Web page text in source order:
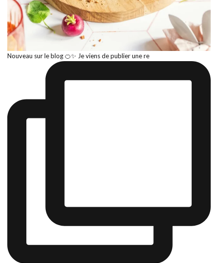
Nouveau sur le blog 🍊✨ Je viens de publier une re